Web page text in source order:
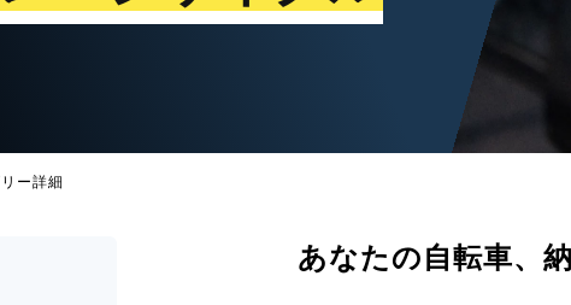
ー詳細
あなたの自転車、